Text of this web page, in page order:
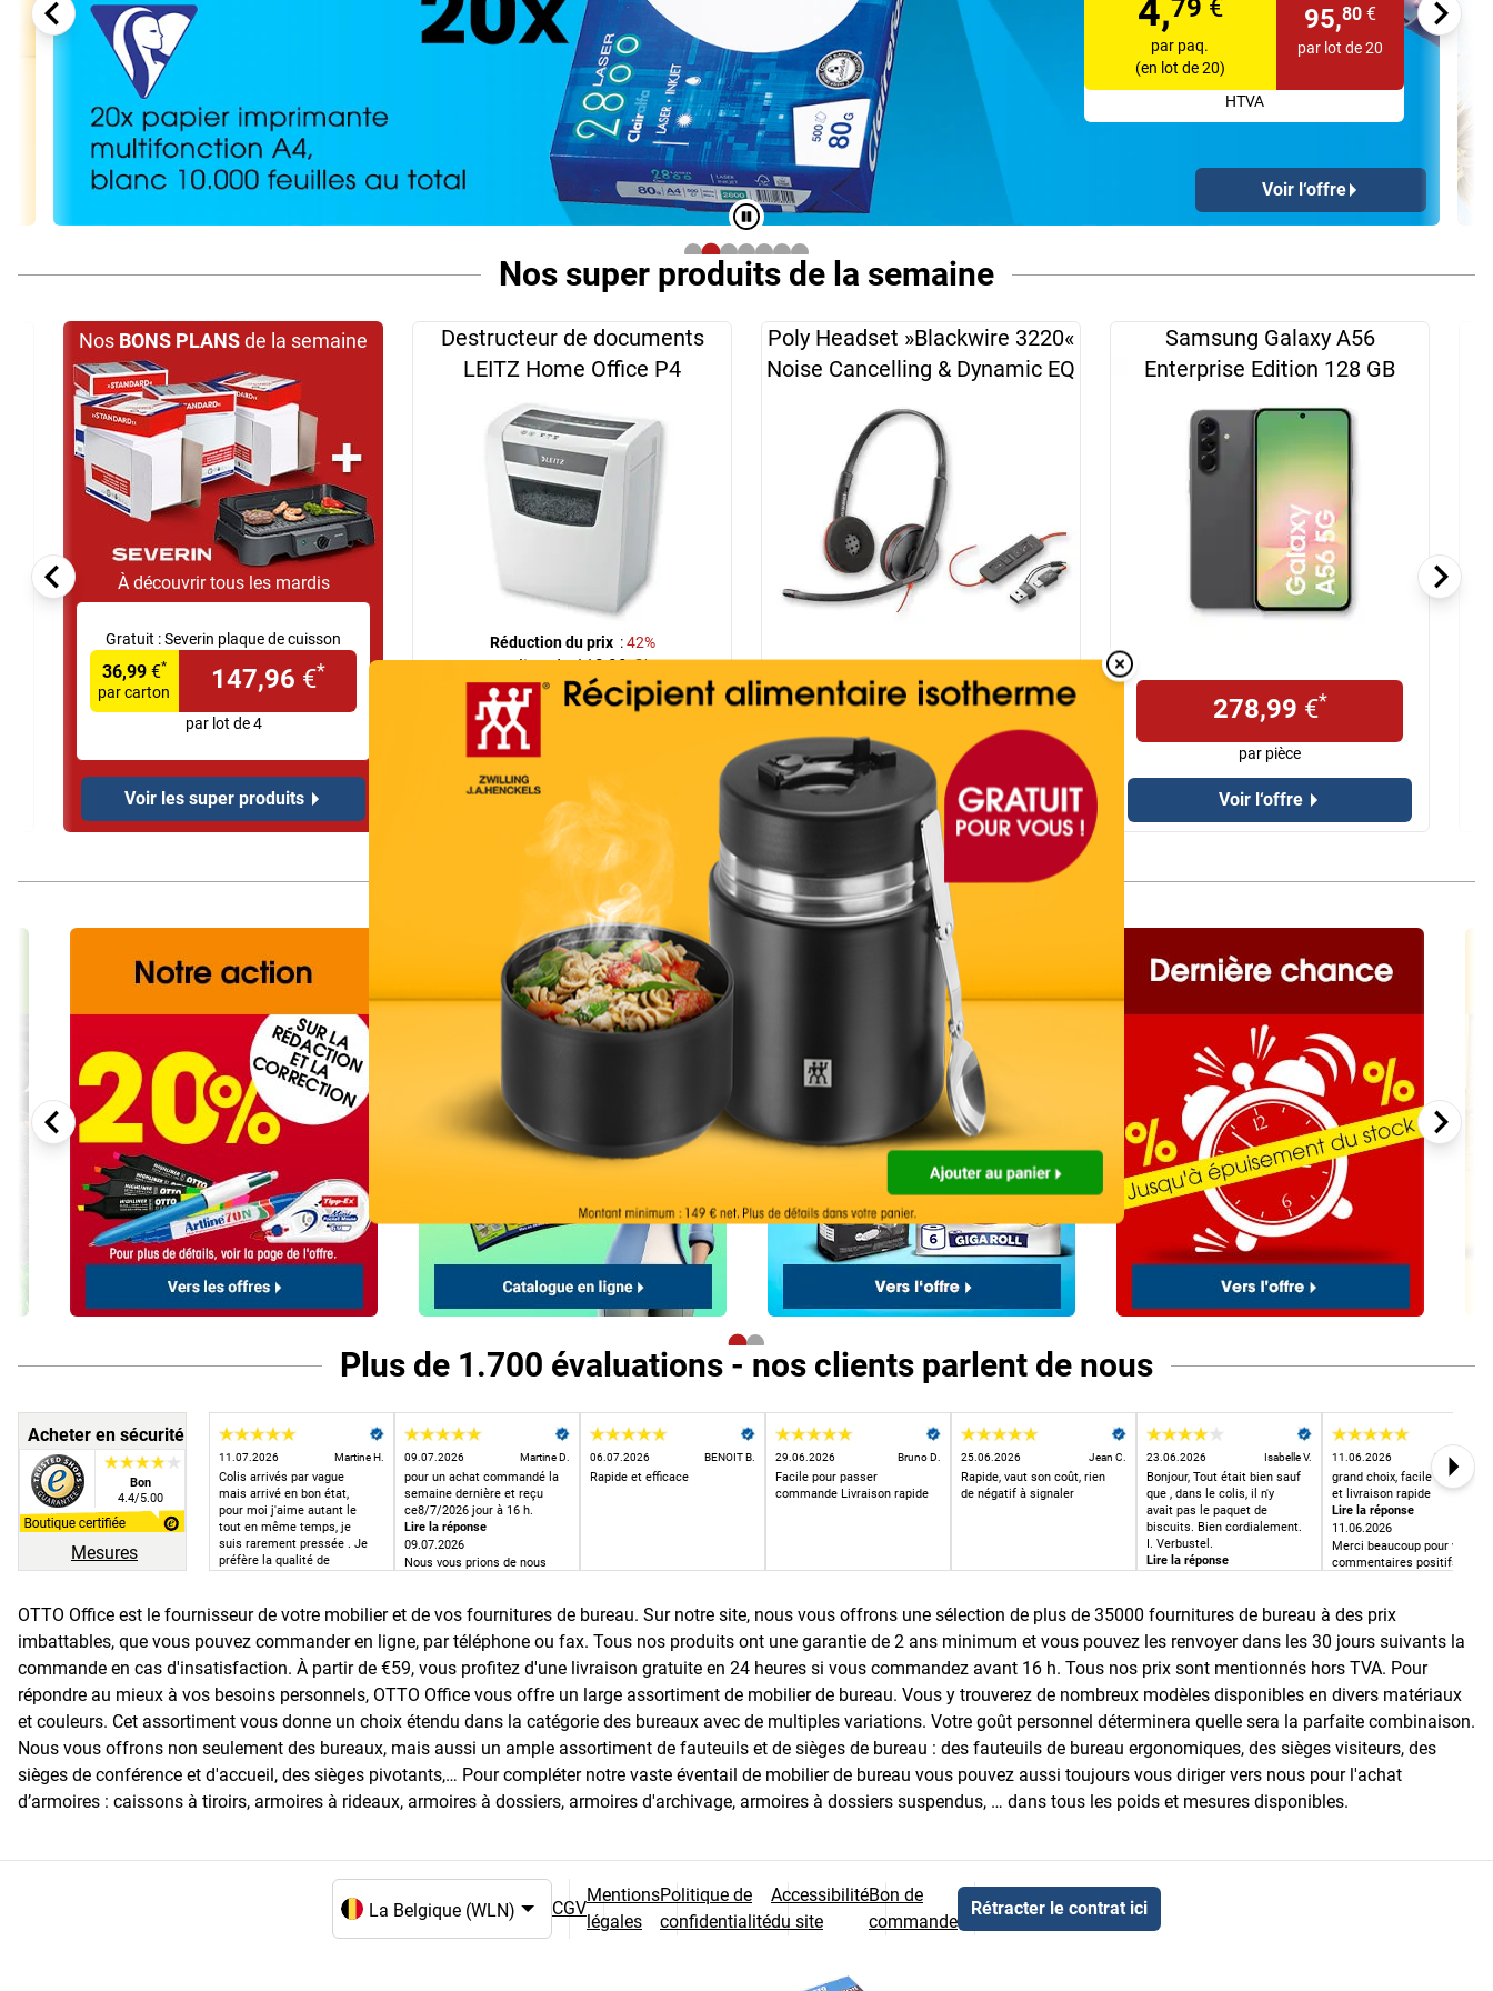
Overlay
Overlay Fermer
4,79 €
par paq.
(en lot de 20)
95,80 €
par lot de 20
HTVA
Voir l‘offre
Nos super produits de la semaine
Nos BONS PLANSde la semaine
À découvrir tous les mardis
Gratuit :Severin plaque de cuisson
147,96 €*
36,99 €*
par carton
par lot de 4
Voir les super produits
Destructeur de documents
LEITZ Home Office P4
Réduction du prix :42%
au lieu de119,99€*
69,99€*
Voir l‘offre
Poly Headset »Blackwire 3220«
Noise Cancelling & Dynamic EQ
à partir de24,99€*
par pièce (à partir de 3 pièces)
Voir l‘offre
Samsung Galaxy A56
Enterprise Edition 128 GB
278,99 €*
par pièce
Voir l‘offre
Nos actions pour vous
Plus de 1.700 évaluations - nos clients parlent de nous
Acheter en sécurité
Bon
4.4/5.00
Mesures
11.07.2026 Martine H.
Colis arrivés par vague
mais arrivé en bon état,
pour moi j'aime autant le
tout en même temps, je
suis rarement pressée . Je
préfère la qualité de
passé. Merci.
09.07.2026 Martine D.
pour un achat commandé la
semaine dernière et reçu
ce8/7/2026 jour à 16 h.
Lire la réponse
09.07.2026
Nous vous prions de nous
du retard.
06.07.2026 BENOIT B.
Rapide et efficace
29.06.2026 Bruno D.
Facile pour passer
commande Livraison rapide
25.06.2026 Jean C.
Rapide, vaut son coût, rien
de négatif à signaler
23.06.2026 Isabelle V.
Bonjour, Tout était bien sauf
que , dans le colis, il n'y
avait pas le paquet de
biscuits. Bien cordialement.
I. Verbustel.
Lire la réponse
partir d'une commande de
heureux d€apprendre que
tout s€est bien déroulé. Si
n'hésitez pas à contacter
notre service client.
Meilleures salutaitons
11.06.2026 Bernadette
grand choix, facile à utiliser
et livraison rapide
Lire la réponse
11.06.2026
Merci beaucoup pour vos
commentaires positifs. Nous
expérience.
Next
OTTO Office est le fournisseur de votre mobilier et de vos fournitures de bureau. Sur notre site, nous vous offrons une sélection de plus de 35000 fournitures de bureau à des prix
imbattables, que vous pouvez commander en ligne, par téléphone ou fax. Tous nos produits ont une garantie de 2 ans minimum et vous pouvez les renvoyer dans les 30 jours suivants la
commande en cas d'insatisfaction. À partir de €59, vous profitez d'une livraison gratuite en 24 heures si vous commandez avant 16 h. Tous nos prix sont mentionnés hors TVA. Pour
répondre au mieux à vos besoins personnels, OTTO Office vous offre un large assortiment de mobilier de bureau. Vous y trouverez de nombreux modèles disponibles en divers matériaux
et couleurs. Cet assortiment vous donne un choix étendu dans la catégorie des bureaux avec de multiples variations. Votre goût personnel déterminera quelle sera la parfaite combinaison.
Nous vous offrons non seulement des bureaux, mais aussi un ample assortiment de fauteuils et de sièges de bureau : des fauteuils de bureau ergonomiques, des sièges visiteurs, des
sièges de conférence et d'accueil, des sièges pivotants,… Pour compléter notre vaste éventail de mobilier de bureau vous pouvez aussi toujours vous diriger vers nous pour l'achat
d’armoires : caissons à tiroirs, armoires à rideaux, armoires à dossiers, armoires d'archivage, armoires à dossiers suspendus, … dans tous les poids et mesures disponibles.
Choix de la langue et du pays
CGV
Mentions
légales
Politique de
confidentialité
Accessibilité
du site
Bon de
commande
Rétracter le contrat ici